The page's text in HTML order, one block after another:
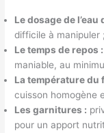
Le dosage de l’eau
difficile à manipuler
Le temps de repos :
maniable, au
La température du
cuisson homogène
Les garnitures :
pour un apport